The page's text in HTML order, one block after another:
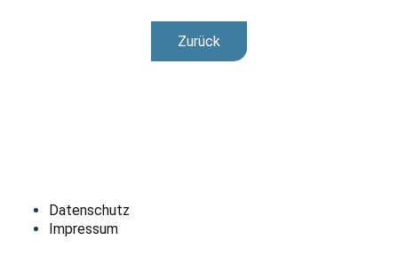
Zurück
Datenschutz
Impressum